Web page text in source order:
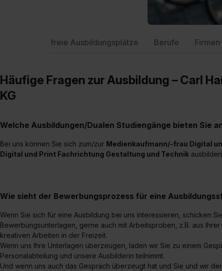
freie Ausbildungsplätze Berufe
Häufige Fragen zur Ausbildung – Carl
KG
Welche Ausbildungen/Dualen Studiengänge bieten Sie
Bei uns können Sie sich zum/zur Medienkaufmann/-frau Digital
Digital und Print Fachrichtung Gestaltung und Technik
Wie sieht der Bewerbungsprozess für eine
Wenn Sie sich für eine Ausbildung bei uns interessieren, schicken
Bewerbungsunterlagen, gerne auch mit Arbeitsproben, z.B. aus
kreativen Arbeiten in der Freizeit.
Wenn uns Ihre Unterlagen überzeugen, laden wir Sie zu einem
Personalabteilung und unsere Ausbilderin teilnimmt.
Und wenn uns auch das Gespräch überzeugt hat und Sie und wir